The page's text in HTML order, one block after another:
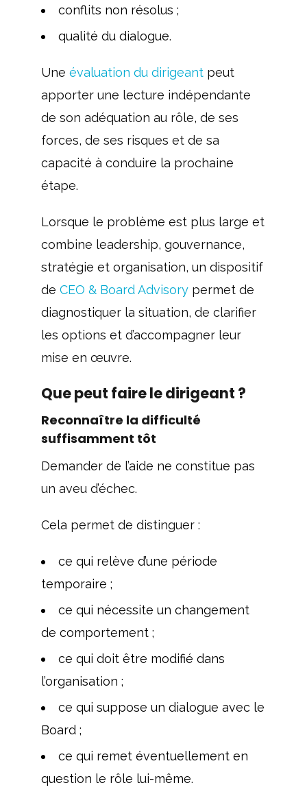
conflits non résolus ;
qualité du dialogue.
Une évaluation du dirigeantpeut
apporter une lecture indépendante
de son adéquation au rôle, de ses
forces, de ses risques et de sa
capacité à conduire la prochaine
étape.
Lorsque le problème est plus large et
combine leadership, gouvernance,
stratégie et organisation, un dispositif
de CEO & Board Advisorypermet de
diagnostiquer la situation, de clarifier
les options et d’accompagner leur
mise en œuvre.
Que peut faire le dirigeant ?
Reconnaître la difficulté
suffisamment tôt
Demander de l’aide ne constitue pas
un aveu d’échec.
Cela permet de distinguer :
ce qui relève d’une période
temporaire ;
ce qui nécessite un changement
de comportement ;
ce qui doit être modifié dans
l’organisation ;
ce qui suppose un dialogue avec le
Board ;
ce qui remet éventuellement en
question le rôle lui-même.